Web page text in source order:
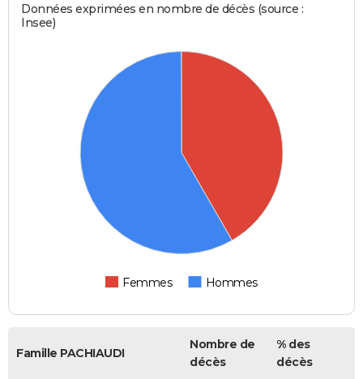
Données exprimées en nombre de décès (source :
Insee)
Femmes Hommes
Famille PACHIAUDI
Nombre de
décès
% des
décès